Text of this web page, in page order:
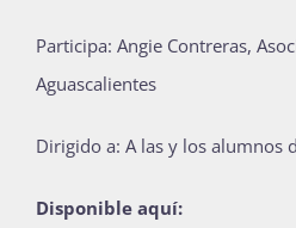
Participa: Angie Contreras,
Aguascalientes
Dirigido a: A las y los alumnos
Disponible aquí: